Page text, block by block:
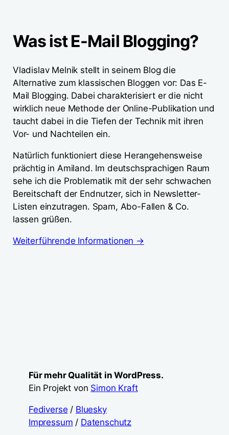
Was ist E-Mail Blogging?
Vladislav Melnik stellt in seinem Blog die
Alternative zum klassischen Bloggen vor: Das E-
Mail Blogging. Dabei charakterisiert er die nicht
wirklich neue Methode der Online-Publikation und
taucht dabei in die Tiefen der Technik mit ihren
Vor- und Nachteilen ein.
Natürlich funktioniert diese Herangehensweise
prächtig in Amiland. Im deutschsprachigen Raum
sehe ich die Problematik mit der sehr schwachen
Bereitschaft der Endnutzer, sich in Newsletter-
Listen einzutragen. Spam, Abo-Fallen & Co.
lassen grüßen.
Weiterführende Informationen →
Für mehr Qualität in WordPress.
Ein Projekt von Simon Kraft
Fediverse / Bluesky
Impressum / Datenschutz